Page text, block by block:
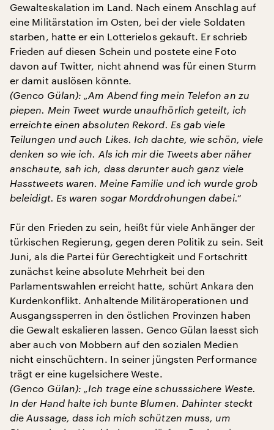
Gewalteskalation im Land. Nach einem Anschlag auf
eine Militärstation im Osten, bei der viele Soldaten
starben, hatte er ein Lotterielos gekauft. Er schrieb
Frieden auf diesen Schein und postete eine Foto
davon auf Twitter, nicht ahnend was für einen Sturm
er damit auslösen könnte.
(Genco Gülan): „Am Abend fing mein Telefon an zu
piepen. Mein Tweet wurde unaufhörlich geteilt, ich
erreichte einen absoluten Rekord. Es gab viele
Teilungen und auch Likes. Ich dachte, wie schön, viele
denken so wie ich. Als ich mir die Tweets aber näher
anschaute, sah ich, dass darunter auch ganz viele
Hasstweets waren. Meine Familie und ich wurde grob
beleidigt. Es waren sogar Morddrohungen dabei.“
Für den Frieden zu sein, heißt für viele Anhänger der
türkischen Regierung, gegen deren Politik zu sein. Seit
Juni, als die Partei für Gerechtigkeit und Fortschritt
zunächst keine absolute Mehrheit bei den
Parlamentswahlen erreicht hatte, schürt Ankara den
Kurdenkonflikt. Anhaltende Militäroperationen und
Ausgangssperren in den östlichen Provinzen haben
die Gewalt eskalieren lassen. Genco Gülan laesst sich
aber auch von Mobbern auf den sozialen Medien
nicht einschüchtern. In seiner jüngsten Performance
trägt er eine kugelsichere Weste.
(Genco Gülan): „Ich trage eine schusssichere Weste.
In der Hand halte ich bunte Blumen. Dahinter steckt
die Aussage, dass ich mich schützen muss, um